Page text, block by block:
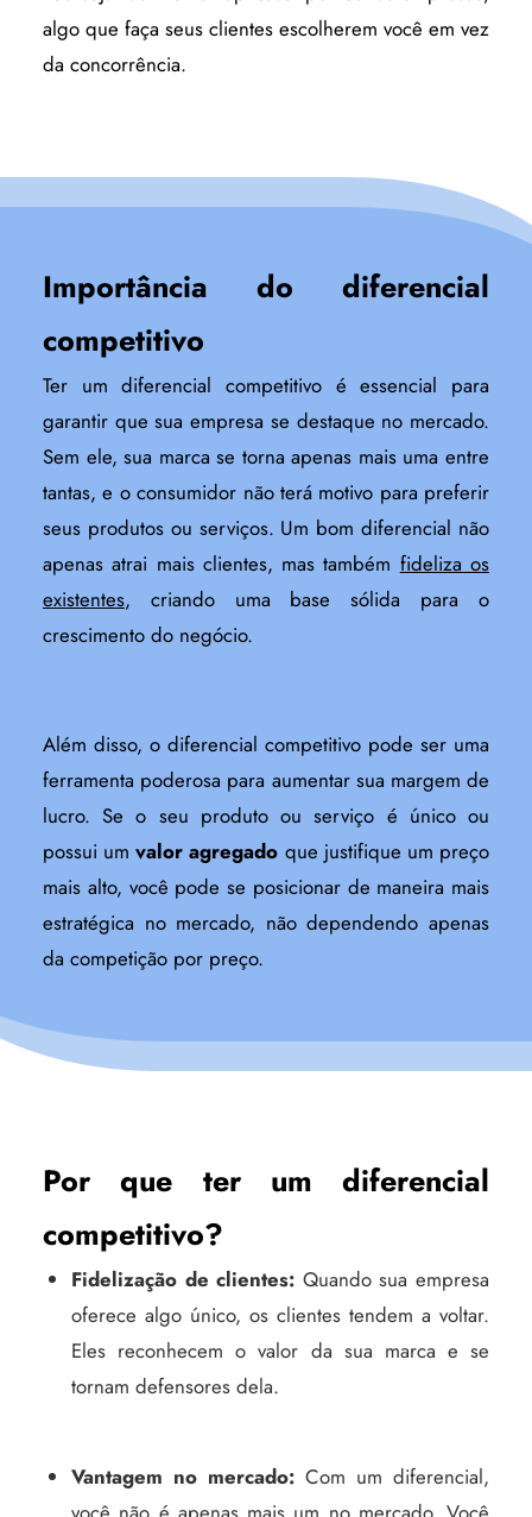
algo que faça seus clientes escolherem você em vez
da concorrência.
Importância do diferencial
competitivo
Ter um diferencial competitivo é essencial para
garantir que sua empresa se destaque no mercado.
Sem ele, sua marca se torna apenas mais uma entre
tantas, e o consumidor não terá motivo para preferir
seus produtos ou serviços. Um bom diferencial não
apenas atrai mais clientes, mas também fideliza os
existentes, criando uma base sólida para o
crescimento do negócio.
Além disso, o diferencial competitivo pode ser uma
ferramenta poderosa para aumentar sua margem de
lucro. Se o seu produto ou serviço é único ou
possui umvalor agregado que justifique um preço
mais alto, você pode se posicionar de maneira mais
estratégica no mercado, não dependendo apenas
da competição por preço.
Por que ter um diferencial
competitivo?
Fidelização de clientes: Quando sua empresa
oferece algo único, os clientes tendem a voltar.
Eles reconhecem o valor da sua marca e se
tornam defensores dela.
Vantagem no mercado: Com um diferencial,